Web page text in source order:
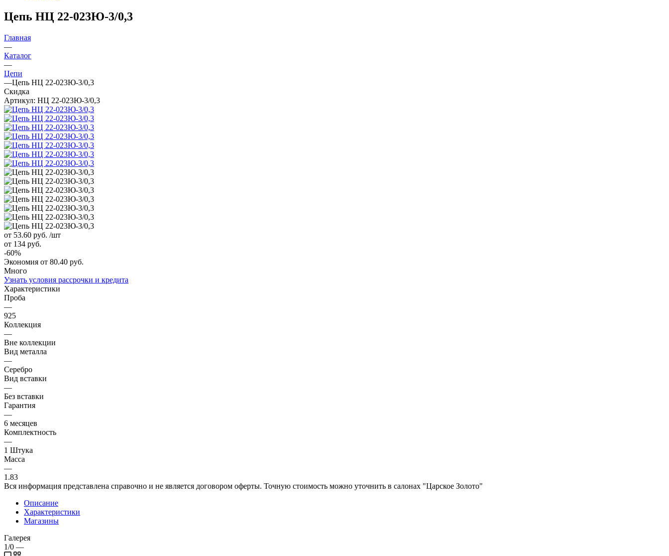
Цепь НЦ 22-023Ю-3/0,3
Главная
—
Каталог
—
Цепи
—Цепь НЦ 22-023Ю-3/0,3
Скидка
Артикул: НЦ 22-023Ю-3/0,3
от 53.60 руб. /шт
от 134 руб.
-60%
Экономия от 80.40 руб.
Много
Узнать условия рассрочки и кредита
Характеристики
Проба
—
925
Коллекция
—
Вне коллекции
Вид металла
—
Серебро
Вид вставки
—
Без вставки
Гарантия
—
6 месяцев
Комплектность
—
1 Штука
Масса
—
1.83
Вся информация представлена справочно и не является договором оферты. Точную стоимость можно уточнить в салонах "Царское Золото"
Описание
Характеристики
Магазины
Галерея
1/0 —